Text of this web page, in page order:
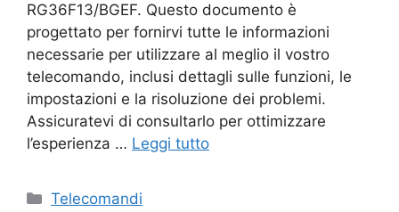
RG36F13/BGEF. Questo documento è
progettato per fornirvi tutte le informazioni
necessarie per utilizzare al meglio il vostro
telecomando, inclusi dettagli sulle funzioni, le
impostazioni e la risoluzione dei problemi.
Assicuratevi di consultarlo per ottimizzare
l’esperienza … Leggi tutto
Categorie
Telecomandi